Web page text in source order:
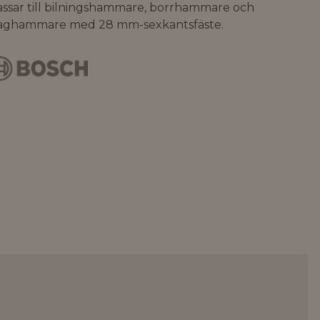
till bilningshammare, borrhammare och
med 28 mm-sexkantsfäste.